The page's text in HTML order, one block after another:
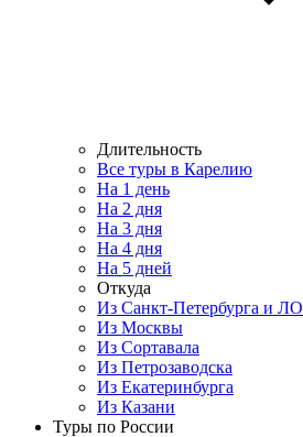
Длительность
Все туры в Карелию
На 1 день
На 2 дня
На 3 дня
На 4 дня
На 5 дней
Откуда
Из Санкт-Петербурга и ЛО
Из Москвы
Из Сортавала
Из Петрозаводска
Из Екатеринбурга
Из Казани
Туры по России